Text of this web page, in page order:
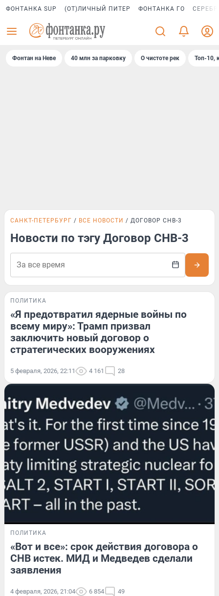
ФОНТАНКА SUP (ОТ)ЛИЧНЫЙ ПИТЕР ФОНТАНКА ГО
Фонтан на Неве 40 млн за парковку О чистоте рек Топ-10,
САНКТ-ПЕТЕРБУРГ ВСЕ НОВОСТИ ДОГОВОР СНВ-3
Новости по тэгу Договор СНВ-3
ПОЛИТИКА
«Я предотвратил ядерные войны по
всему миру»: Трамп призвал
заключить новый договор о
стратегических вооружениях
5 февраля, 2026, 22:11 4 161 28
ПОЛИТИКА
«Вот и все»: срок действия договора о
СНВ истек. МИД и Медведев сделали
заявления
4 февраля, 2026, 21:04 6 854 49